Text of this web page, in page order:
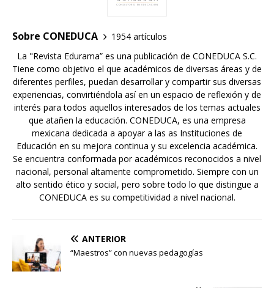
Sobre CONEDUCA
1954 artículos
La "Revista Edurama” es una publicación de CONEDUCA S.C.
Tiene como objetivo el que académicos de diversas áreas y de
diferentes perfiles, puedan desarrollar y compartir sus diversas
experiencias, convirtiéndola así en un espacio de reflexión y de
interés para todos aquellos interesados de los temas actuales
que atañen la educación. CONEDUCA, es una empresa
mexicana dedicada a apoyar a las as Instituciones de
Educación en su mejora continua y su excelencia académica.
Se encuentra conformada por académicos reconocidos a nivel
nacional, personal altamente comprometido. Siempre con un
alto sentido ético y social, pero sobre todo lo que distingue a
CONEDUCA es su competitividad a nivel nacional.
ANTERIOR
“Maestros” con nuevas pedagogías